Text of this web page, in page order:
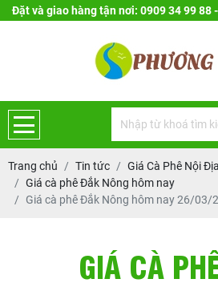
Đặt và giao hàng tận nơi: 0909 34 99 88
Trang chủ Tin tức
Giá Cà Phê Nội
Giá cà phê Đắk Nông hôm nay
Giá cà phê Đắk Nông hôm nay 26/03/
GIÁ CÀ